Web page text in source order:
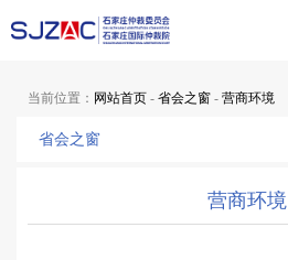
当前位置： 网站首页 - 省会之窗 - 营商环境
省会之窗
营商环境